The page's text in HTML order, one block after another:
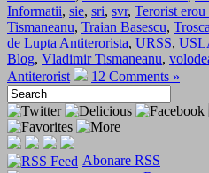
Informatii, sie, sri, svr, Terorist erou
Tismaneanu, Traian Basescu, Trosca
de Lupta Antiterorista, URSS,
Blog, Vladimir Tismaneanu,
Antiterorist
12 Comments »
Abonare RSS